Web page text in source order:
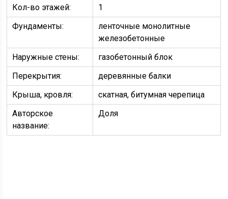
Кол-во этажей:
1
Фундаменты:
ленточные монолитные
железобетонные
Наружные стены:
газобетонный блок
Перекрытия:
деревянные балки
Крыша, кровля:
скатная, битумная черепица
Авторское
название:
Доля